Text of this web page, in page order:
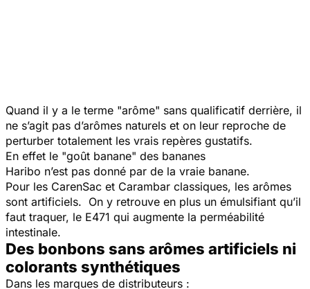
Quand il y a le terme "arôme" sans qualificatif derrière, il
ne s’agit pas d’arômes naturels et on leur reproche de
perturber totalement les vrais repères gustatifs.
En effet le "goût banane" des bananes
Haribo n’est pas donné par de la vraie banane.
Pour les CarenSac et Carambar classiques, les arômes
sont artificiels. On y retrouve en plus un émulsifiant qu’il
faut traquer, le E471 qui augmente la perméabilité
intestinale.
Des bonbons sans arômes artificiels ni
colorants synthétiques
Dans les marques de distributeurs :